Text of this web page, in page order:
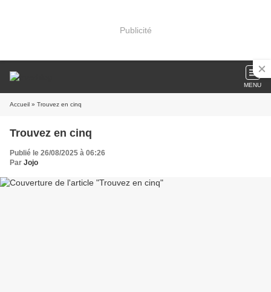
Publicité
MENU
Accueil » Trouvez en cinq
Trouvez en cinq
Publié le 26/08/2025 à 06:26
Par Jojo